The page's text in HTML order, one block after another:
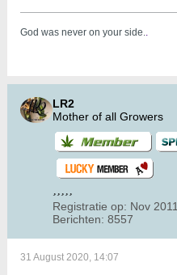
God was never on your side..
LR2
Mother of all Growers
Registratie op: Nov 2011
Berichten: 8557
31 August 2020, 14:07